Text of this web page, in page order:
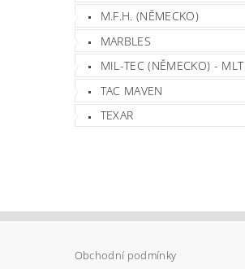
M.F.H. (NĚMECKO)
MARBLES
MIL-TEC (NĚMECKO) - MLT
TAC MAVEN
TEXAR
Obchodní podmínky